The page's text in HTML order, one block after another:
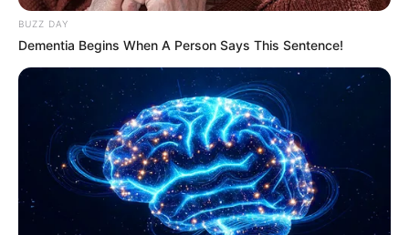
mencapai 8.000 meter. Sementara untuk peran lawan sasaran di
permukaan, dengan sudut laras horizontal jarak tembak
maksimum mencapai 12.000 meter. Secara keseluruhan, sudut
elevasi laras dapat digerakan mulai dari -10 sampai 85 derajat.
Dalam hitungan satu menit, secara teori meriam ini dapat
memuntahkan 300 proyektil. Dalam kondisi siap tempur, sistem
meriam ini dapat membawa 400 munisi, yang sebagian disimpan
di bawah dek. Sebagai meriam reaksi cepat modern, A-220M
dikendalikan secara terpadu dan serba otomatis, yang
kesemuanya terpusat di Pusat Informasi Tempur. Dengan kubah
yang terbuat dari alumunium, sistem meriam secara keseluruhan
BUZZ DAY
Dementia Begins When A Person Says This Sentence!